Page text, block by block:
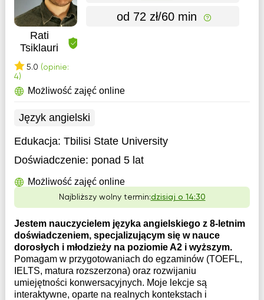
Rati
Tsiklauri
5.0 (opinie:
4)
od 72 zł/60 min
Możliwość zajęć online
Język angielski
Edukacja: Tbilisi State University
Doświadczenie: ponad 5 lat
Możliwość zajęć online
Najbliższy wolny termin:dzisiaj o 14:30
Jestem nauczycielem języka angielskiego z 8-letnim
doświadczeniem, specjalizującym się w nauce
dorosłych i młodzieży na poziomie A2 i wyższym.
Pomagam w przygotowaniach do egzaminów (TOEFL,
IELTS, matura rozszerzona) oraz rozwijaniu
umiejętności konwersacyjnych. Moje lekcje są
interaktywne, oparte na realnych kontekstach i